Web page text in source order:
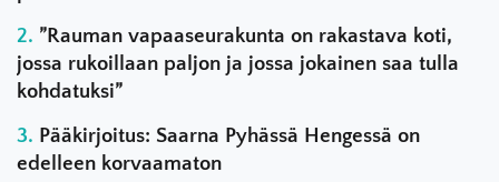
”Rauman vapaaseurakunta on rakastava koti,
jossa rukoillaan paljon ja jossa jokainen saa tulla
kohdatuksi”
Pääkirjoitus: Saarna Pyhässä Hengessä on
edelleen korvaamaton